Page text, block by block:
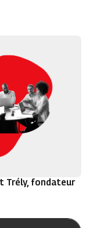
Trély, fondateur